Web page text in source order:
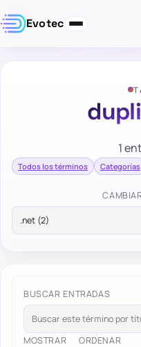
Evotec
1
Todos los términos Categorías
BUSCAR ENTRADAS
MOSTRAR ORDENAR